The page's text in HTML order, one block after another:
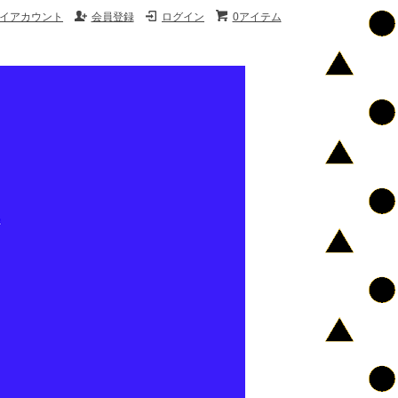
0アイテム
ログイン
会員登録
アカウント